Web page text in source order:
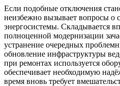
Если подобные отключения
неизбежно вызывает вопросы о
энергосистемы. Складывается
полноценной модернизации
устранение очередных
обновление инфраструктуры
при ремонтах используется
обеспечивает необходимую
время вновь требует